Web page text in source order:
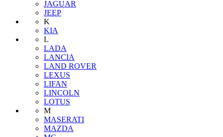
JAGUAR
JEEP
K
KIA
L
LADA
LANCIA
LAND ROVER
LEXUS
LIFAN
LINCOLN
LOTUS
M
MASERATI
MAZDA